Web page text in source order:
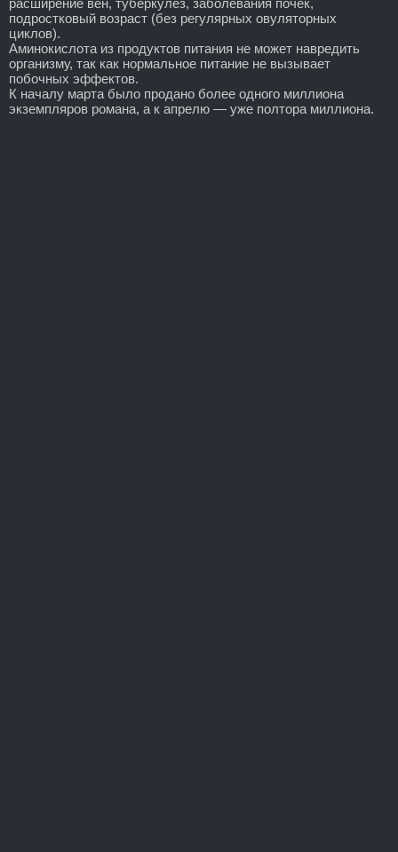
подростковый возраст (без регулярных овуляторных
циклов).
Аминокислота из продуктов питания не может навредить
организму, так как нормальное питание не вызывает
побочных эффектов.
К началу марта было продано более одного миллиона
экземпляров романа, а к апрелю — уже полтора миллиона.